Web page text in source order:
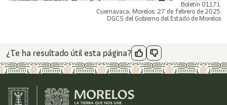
Boletín 01171
Cuernavaca, Morelos; 27 de febrero de 2025
DGCS del Gobierno del Estado de Morelos
¿Te ha resultado útil esta página?